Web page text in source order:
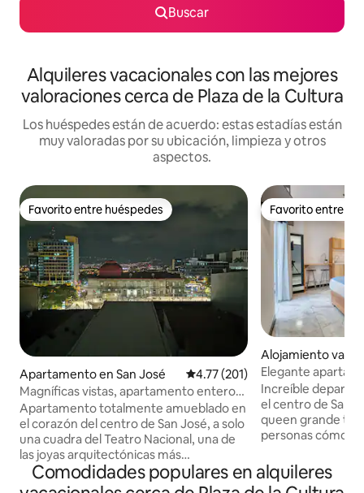
Buscar
Alquileres vacacionales con las mejores
valoraciones cerca de Plaza de la Cultura
Los huéspedes están de acuerdo: estas estadías están
muy valoradas por su ubicación, limpieza y otros
aspectos.
Favorito entre huéspedes
Favorito entre huéspedes
Apartamento en San José Calificación promedio: 4.77 de
4.77 (201)
Magníficas vistas, apartamento entero
en el centro de SJ
Apartamento totalmente amueblado en
el corazón del centro de San José, a solo
una cuadra del Teatro Nacional, una de
las joyas arquitectónicas más
impresionantes de nuestra ciudad y de la
Plaza de la Cultura. A pocos pasos de
Favorito entre
Favorito entre
Alojamiento
an José
Elegante
centro con patio
Increíble
el centro de San
queen grande
personas
caliente. El departamento cuenta con
aire
Comodidades populares en alquileres